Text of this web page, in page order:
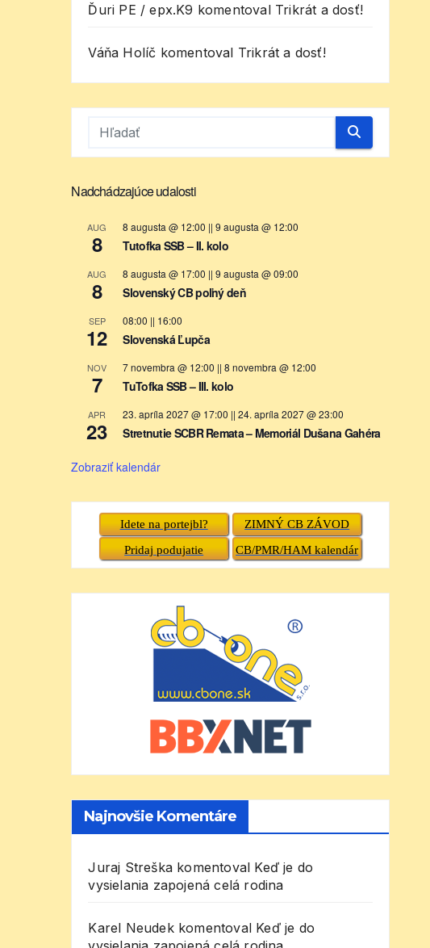
Ďuri PE / epx.K9 komentoval Trikrát a dosť!
Váňa Holíč komentoval Trikrát a dosť!
Nadchádzajúce udalosti
AUG
8
8 augusta @ 12:00 ||9 augusta @ 12:00
Tutofka SSB – II. kolo
AUG
8
8 augusta @ 17:00 ||9 augusta @ 09:00
Slovenský CB poľný deň
SEP
12
08:00 || 16:00
Slovenská Ľupča
NOV
7
7 novembra @ 12:00 ||8 novembra @ 12:00
TuTofka SSB – III. kolo
APR
23
23. apríla 2027 @ 17:00 ||24. apríla 2027 @ 23:00
Stretnutie SCBR Remata – Memoriál Dušana Gahéra
Zobraziť kalendár
Idete na portejbl? ZIMNÝ CB ZÁVOD
Pridaj podujatie CB/PMR/HAM kalendár
Najnovšie Komentáre
Juraj Streškakomentoval Keď je do
vysielania zapojená celá rodina
Karel Neudekkomentoval Keď je do